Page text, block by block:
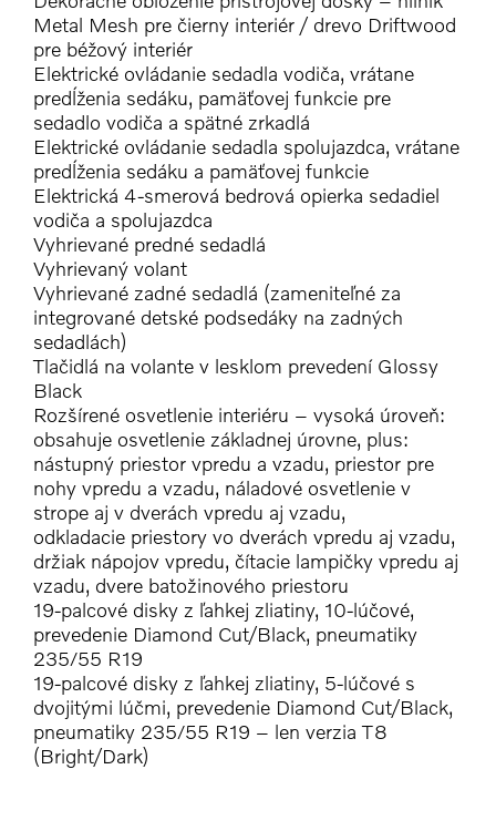
Metal Mesh pre čierny interiér / drevo Driftwood
pre béžový interiér
Elektrické ovládanie sedadla vodiča, vrátane
predĺženia sedáku, pamäťovej funkcie pre
sedadlo vodiča a spätné zrkadlá
Elektrické ovládanie sedadla spolujazdca, vrátane
predĺženia sedáku a pamäťovej funkcie
Elektrická 4-smerová bedrová opierka sedadiel
vodiča a spolujazdca
Vyhrievané predné sedadlá
Vyhrievaný volant
Vyhrievané zadné sedadlá (zameniteľné za
integrované detské podsedáky na zadných
sedadlách)
Tlačidlá na volante v lesklom prevedení Glossy
Black
Rozšírené osvetlenie interiéru – vysoká úroveň:
obsahuje osvetlenie základnej úrovne, plus:
nástupný priestor vpredu a vzadu, priestor pre
nohy vpredu a vzadu, náladové osvetlenie v
strope aj v dverách vpredu aj vzadu,
odkladacie priestory vo dverách vpredu aj vzadu,
držiak nápojov vpredu, čítacie lampičky vpredu aj
vzadu, dvere batožinového priestoru
19-palcové disky z ľahkej zliatiny, 10-lúčové,
prevedenie Diamond Cut/Black, pneumatiky
235/55 R19
19-palcové disky z ľahkej zliatiny, 5-lúčové s
dvojitými lúčmi, prevedenie Diamond Cut/Black,
pneumatiky 235/55 R19 – len verzia T8
(Bright/Dark)